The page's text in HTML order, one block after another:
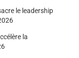
le leadership
la